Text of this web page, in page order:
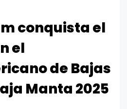
conquista el
el
de Bajas
Manta 2025